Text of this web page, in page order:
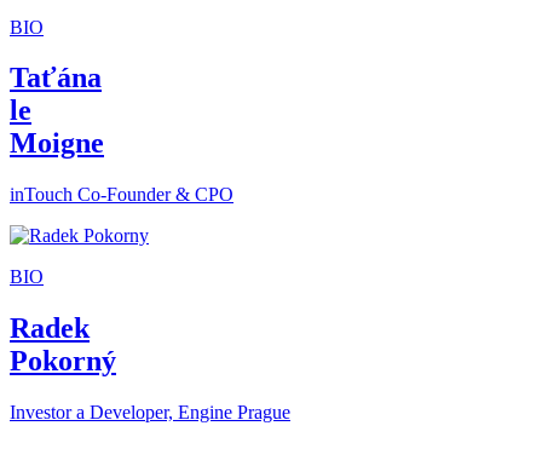
BIO
Taťána
le
Moigne
inTouch Co-Founder & CPO
BIO
Radek
Pokorný
Investor a Developer, Engine Prague